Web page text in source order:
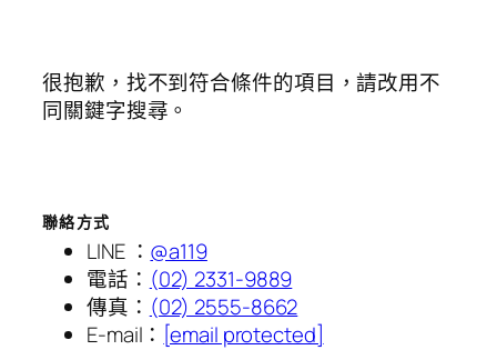
很抱歉，找不到符合條件的項目，請改用不
同關鍵字搜尋。
聯絡方式
LINE ： @a119
電話： (02) 2331-9889
傳真： (02) 2555-8662
E-mail： [email protected]